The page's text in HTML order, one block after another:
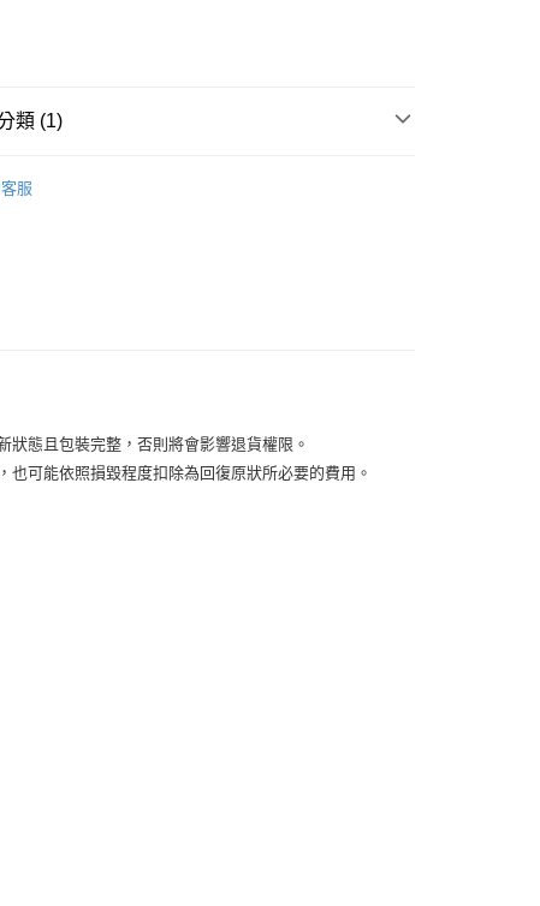
款
類 (1)
客服
狀態且包裝完整，否則將會影響退貨權限。
可能依照損毀程度扣除為回復原狀所必要的費用。